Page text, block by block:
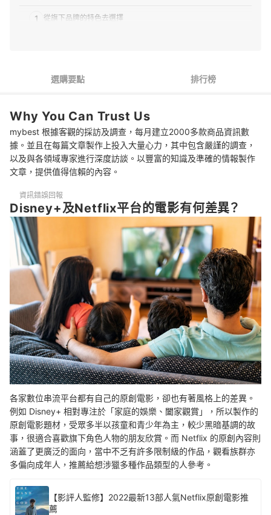
1 從旗下品牌的特色去選擇
4 參考獲獎的高評價作品
推薦十大Disney+原創電影人氣排行榜
專家解惑！關於Disney+原創電影的常見問題
Q：Disney+上的原創電影都適合闔家觀賞嗎？
Q：Disney+上的電影都是從電影院下檔的作品嗎？
總結
選購要點 排行榜
Why You Can Trust Us
mybest 根據客觀的採訪及調查，每月建立2000多款商品資訊數
據。並且在每篇文章製作上投入大量心力，其中包含嚴謹的調查，
以及與各領域專家進行深度訪談。以豐富的知識及準確的情報製作
文章，提供值得信賴的內容。
資訊錯誤回報
Disney+及Netflix平台的電影有何差異？
各家數位串流平台都有自己的原創電影，卻也有著風格上的差異。
例如 Disney+ 相對專注於「家庭的娛樂、闔家觀賞」，所以製作的
原創電影題材，受眾多半以孩童和青少年為主， 較少黑暗基調的故
事，很適合喜歡旗下角色人物的朋友欣賞 。而 Netflix 的原創內容則
涵蓋了更廣泛的面向，當中不乏有許多限制級的作品，觀看族群亦
多偏向成年人， 推薦給想涉獵多種作品類型的人參考 。
【影評人監修】2022最新13部人氣Netflix原創電影推
薦